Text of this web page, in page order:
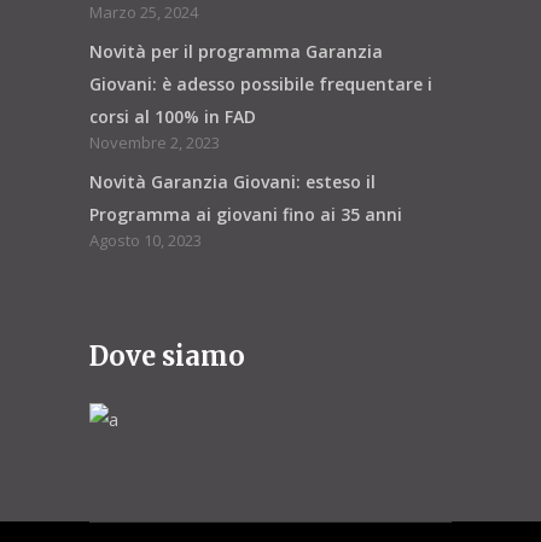
Marzo 25, 2024
Novità per il programma Garanzia
Giovani: è adesso possibile frequentare i
corsi al 100% in FAD
Novembre 2, 2023
Novità Garanzia Giovani: esteso il
Programma ai giovani fino ai 35 anni
Agosto 10, 2023
Dove siamo